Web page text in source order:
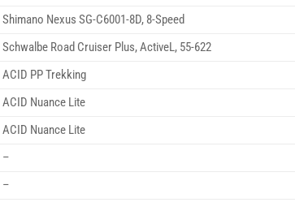
Shimano Nexus SG-C6001-8D, 8-Speed
Schwalbe Road Cruiser Plus, ActiveL, 55-622
ACID PP Trekking
ACID Nuance Lite
ACID Nuance Lite
–
–